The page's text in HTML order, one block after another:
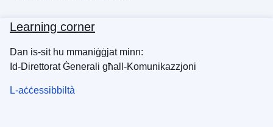
Learning corner
Dan is-sit hu mmaniġġjat minn:
Id-Direttorat Ġenerali għall-Komunikazzjoni
L-aċċessibbiltà